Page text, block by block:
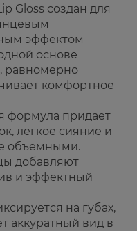
Gloss создан для
эффектом
основе
равномерно
комфортное
формула придает
легкое сияние и
объемными.
добавляют
и эффектный
на губах,
аккуратный вид в